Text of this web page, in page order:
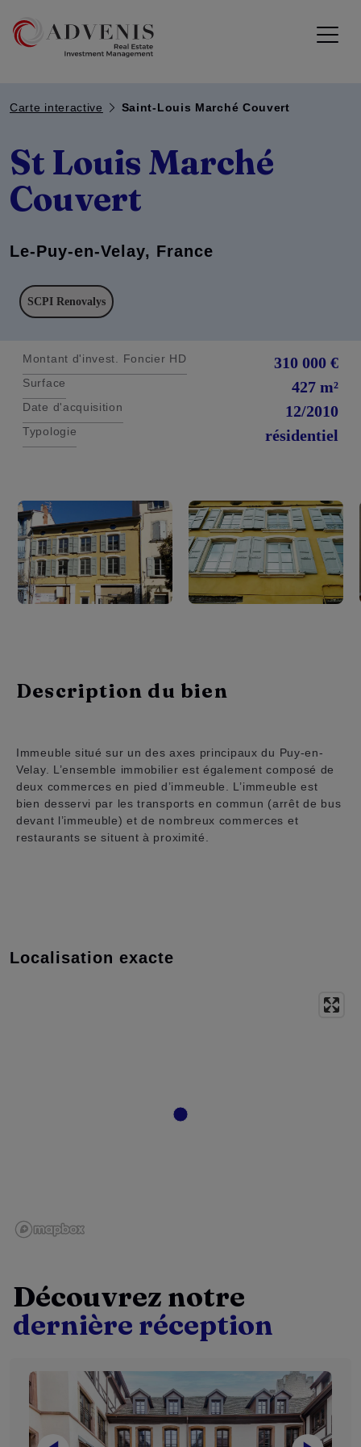
Carte interactive Saint-Louis Marché Couvert
St Louis Marché
Couvert
Le-Puy-en-Velay, France
SCPI Renovalys
Montant d'invest. Foncier HD 310 000 €
Surface 427 m²
Date d'acquisition 12/2010
Typologie résidentiel
Description du bien
Immeuble situé sur un des axes principaux du Puy-en-
Velay. L’ensemble immobilier est également composé de
deux commerces en pied d’immeuble. L’immeuble est
bien desservi par les transports en commun (arrêt de bus
devant l’immeuble) et de nombreux commerces et
restaurants se situent à proximité.
Localisation exacte
Découvrez notre
dernière réception